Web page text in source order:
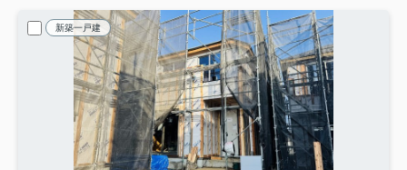
新築一戸建